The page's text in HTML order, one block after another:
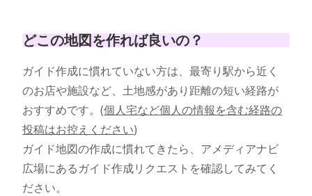
どこの地図を作れば良いの？
ガイド作成に慣れていない方は、最寄り駅から近く
のお店や施設など、土地感があり距離の短い経路が
おすすめです。(個人宅など個人の情報を含む経路の
投稿はお控えください)
ガイド地図の作成に慣れてきたら、アメディアナビ
広場にあるガイド作成リクエストを確認してみてく
ださい。